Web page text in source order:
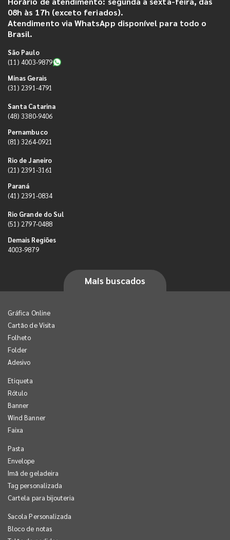
08h às 17h (exceto feriados).
Atendimento via WhatsApp disponível para todo o
Brasil.
São Paulo
(11) 4003-9879
Minas Gerais
(31) 2391-4791
Santa Catarina
(48) 3380-9406
Pernambuco
(81) 3264-0921
Rio de Janeiro
(21) 2391-3161
Paraná
(41) 2391-0834
Rio Grande do Sul
(51) 2797-0488
Demais Regiões
4003-9879
Mais buscados
Gráfica Online
Cartão de Visita
Folheto
Folder
Adesivo
Etiqueta
Rótulo
Banner
Wind Banner
Faixa
Pasta
Envelope
Imã de geladeira
Tag personalizada
Cartela para bijouteria
Sacola Personalizada
Bloco de notas